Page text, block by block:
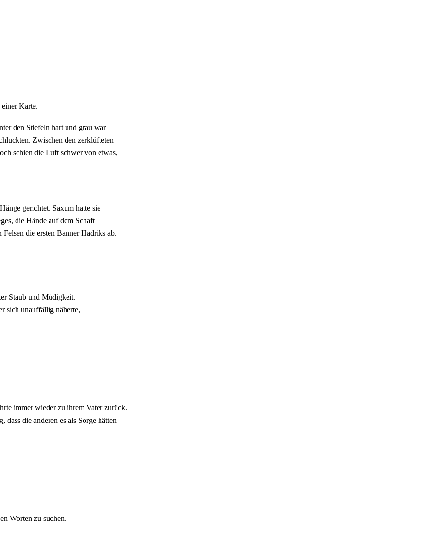
Karte.
den Stiefeln hart und grau war
Zwischen den zerklüfteten
schien die Luft schwer von etwas,
gerichtet. Saxum hatte sie
die Hände auf dem Schaft
die ersten Banner Hadriks ab.
Staub und Müdigkeit.
sich unauffällig näherte,
immer wieder zu ihrem Vater zurück.
dass die anderen es als Sorge hätten
Worten zu suchen.